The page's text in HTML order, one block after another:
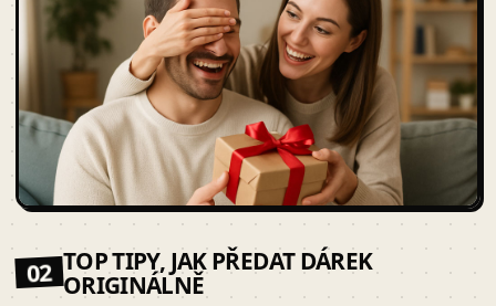
02 TOP TIPY, JAK PŘEDAT DÁREK
ORIGINÁLNĚ